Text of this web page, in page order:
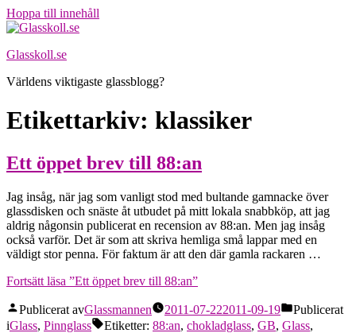
Hoppa till innehåll
Glasskoll.se
Världens viktigaste glassblogg?
Etikettarkiv: klassiker
Ett öppet brev till 88:an
Jag insåg, när jag som vanligt stod med bultande gamnacke över
glassdisken och snäste åt utbudet på mitt lokala snabbköp, att jag
aldrig någonsin publicerat en recension av 88:an. Men jag insåg
också varför. Det är som att skriva hemliga små lappar med en
väldigt stor penna. För faktum är att den där gamla rackaren …
Fortsätt läsa ”Ett öppet brev till 88:an”
Publicerat avGlassmannen 2011-07-222011-09-19
Publicerat
iGlass, Pinnglass Etiketter: 88:an, chokladglass, GB, Glass,